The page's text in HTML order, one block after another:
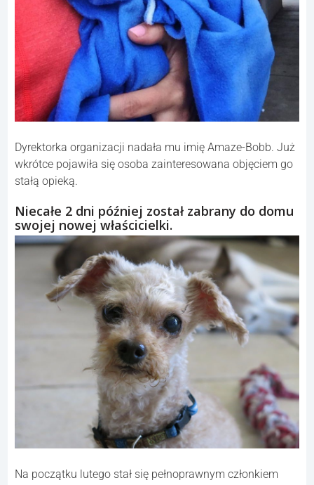
Dyrektorka organizacji nadała mu imię Amaze-Bobb. Już
wkrótce pojawiła się osoba zainteresowana objęciem go
stałą opieką.
Niecałe 2 dni później został zabrany do domu
swojej nowej właścicielki.
Na początku lutego stał się pełnoprawnym członkiem